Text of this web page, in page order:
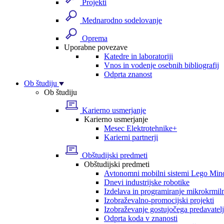
Projekti
Mednarodno sodelovanje
Oprema
Uporabne povezave
Katedre in laboratoriji
Vnos in vodenje osebnih bibliografij
Odprta znanost
Ob študiju
Ob študiju
Karierno usmerjanje
Karierno usmerjanje
Mesec Elektrotehnike+
Karierni partnerji
Obštudijski predmeti
Obštudijski predmeti
Avtonomni mobilni sistemi Lego
Dnevi industrijske robotike
Izdelava in programiranje
Izobraževalno-promocijski projekti
Izobraževanje gostujočega
Odprta koda v znanosti